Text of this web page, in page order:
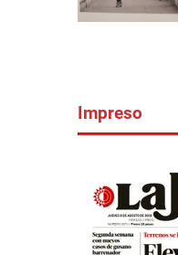
Impreso